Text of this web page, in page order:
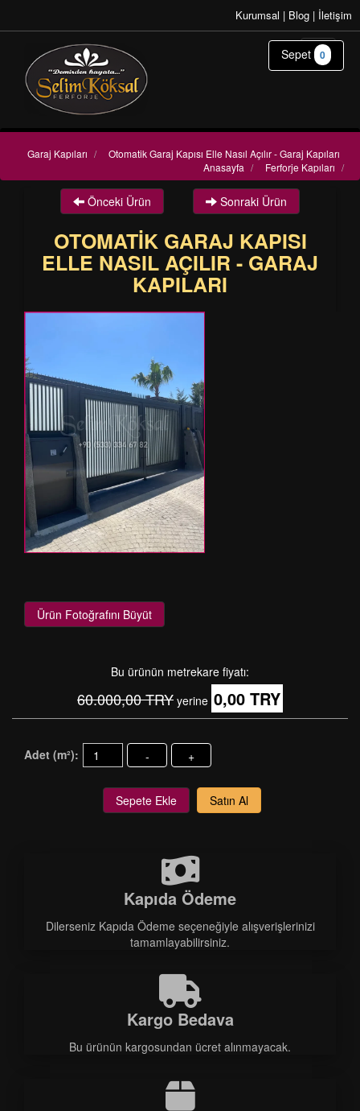
Kurumsal | Blog | İletişim
Otomatik Garaj Kapısı Elle Nasıl Açılır - Garaj Kapıları
Garaj Kapıları /
Ferforje Kapıları /
Anasayfa /
Önceki Ürün Sonraki Ürün
OTOMATIK GARAJ KAPISI
ELLE NASIL AÇILIR - GARAJ
KAPILARI
Ürün Fotoğrafını Büyüt
Bu ürünün metrekare fiyatı:
60.000,00 TRY yerine 0,00 TRY
Adet (m²): - +
Sepete Ekle Satın Al
Kapıda Ödeme
Dilerseniz Kapıda Ödeme seçeneğiyle alışverişlerinizi
tamamlayabilirsiniz.
Kargo Bedava
Bu ürünün kargosundan ücret alınmayacak.
Sepet 0